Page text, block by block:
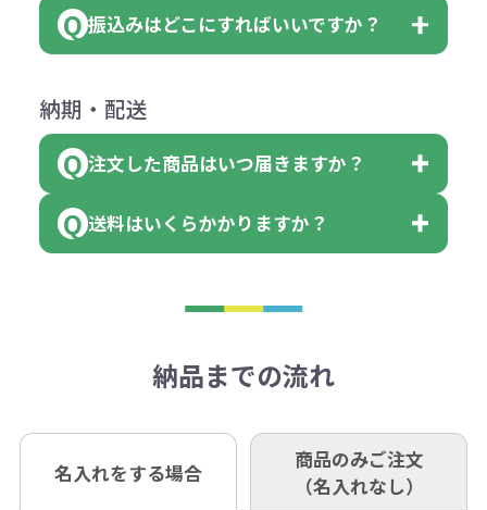
【色指定の仕方】
に必要な個数を入力ください。
※10個単位など購入できる単位が決
はまらない数を入力すると、アラー
アラートに従って数を調整してくだ
ます。
その際不良品については送料着払い
ください。
（商品の状態により、対応が変わる
※不良商品をご返却いただけない場
います。あらかじめご了承くださ
※不良商品は商品到着後7営業日以
お問合せ先
（提供価格（商品代）+名入れ費用
×色数
※例えば2色印刷の場合には、名入
れ費用が2倍、製版代が2倍必要で
相談下さい。
なお、印刷代はボリュームディスカ
同じ版で多くの数量を印刷すると、1
個当たりの印刷代単価がお安くなり
ダウンロードが可能です。
詳しくはこちらはご確認ください。
領収書のダウンロード
会員様はマイページより各種帳票の
詳しくはこちらはご確認ください。
領収書のダウンロード
振込みはどこにすればいいですか？
下記口座にお願いします。
■三菱UFJ銀行
小田井支店（おたいしてん）
■ゆうちょ銀行（振替口座）
口座名 株式会社モノベーション
※振り込み手数料はお客さま負担と
なりますのでご注意ください。
納期・配送
注文した商品はいつ届きますか？
既製品の場合、ご入金確認後3営業
ご入金確認後約3週間となります。
定しているものもあります。
あれば、午前中までにご注文とご入
金いただければ翌日着でお送りする
送料はいくらかかりますか？
き別途申し受けます。
も複数ヶ所への納品の場合、別途送
料頂戴する場合がございます。
納品までの流れ
名入れをする場合
商品のみご注文
（名入れなし）